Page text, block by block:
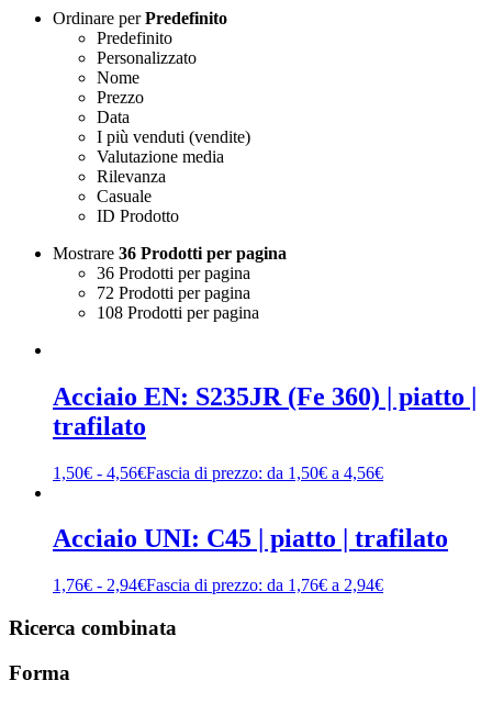
Ordinare perPredefinito
Predefinito
Personalizzato
Nome
Prezzo
Data
I più venduti (vendite)
Valutazione media
Rilevanza
Casuale
ID Prodotto
Mostrare 36 Prodotti per pagina
36 Prodotti per pagina
72 Prodotti per pagina
108 Prodotti per pagina
Acciaio EN: S235JR (Fe 360) | piatto |
trafilato
1,50€ - 4,56€Fascia di prezzo: da 1,50€ a 4,56€
Acciaio UNI: C45 | piatto | trafilato
1,76€ - 2,94€Fascia di prezzo: da 1,76€ a 2,94€
Ricerca combinata
Forma